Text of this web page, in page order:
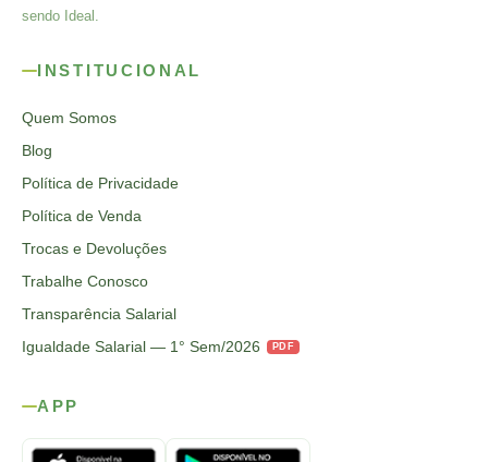
sendo Ideal.
INSTITUCIONAL
Quem Somos
Blog
Política de Privacidade
Política de Venda
Trocas e Devoluções
Trabalhe Conosco
Transparência Salarial
Igualdade Salarial — 1° Sem/2026
PDF
APP